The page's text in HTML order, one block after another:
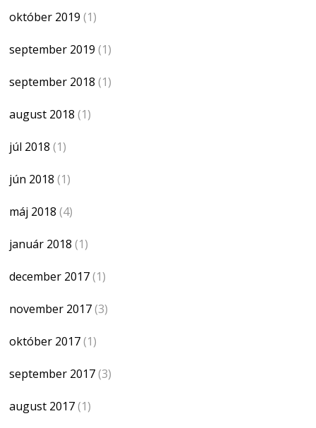
október 2019 (1)
september 2019 (1)
september 2018 (1)
august 2018 (1)
júl 2018 (1)
jún 2018 (1)
máj 2018 (4)
január 2018 (1)
december 2017(1)
november 2017(3)
október 2017(1)
september 2017(3)
august 2017(1)